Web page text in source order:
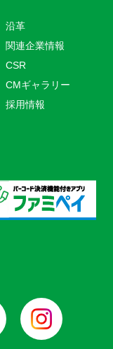
沿革
関連企業情報
CSR
CMギャラリー
採用情報